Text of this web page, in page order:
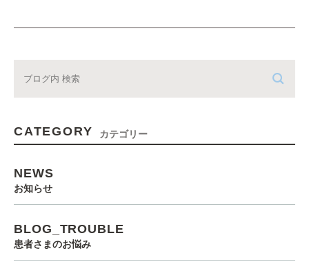
CATEGORY カテゴリー
NEWS
お知らせ
BLOG_TROUBLE
患者さまのお悩み